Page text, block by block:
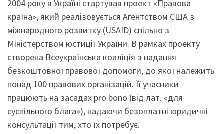
2004 року в Україні стартував проект «Правова
країна», який реалізовується Агентством США з
міжнародного розвитку (USAID) спільно з
Міністерством юстиції України. В рамках проекту
створена Всеукраїнська коаліція з надання
безкоштовної правової допомоги, до якої належить
понад 100 правових організацій. Її учасники
працюють на засадах pro bono (від лат. «для
суспільного блага»), надаючи безоплатні юридичні
консультації тим, хто їх потребує.